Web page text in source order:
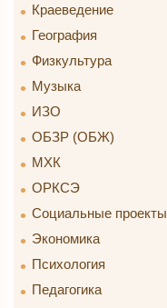
Краеведение
География
Физкультура
Музыка
ИЗО
ОБЗР (ОБЖ)
МХК
ОРКСЭ
Социальные проекты
Экономика
Психология
Педагогика